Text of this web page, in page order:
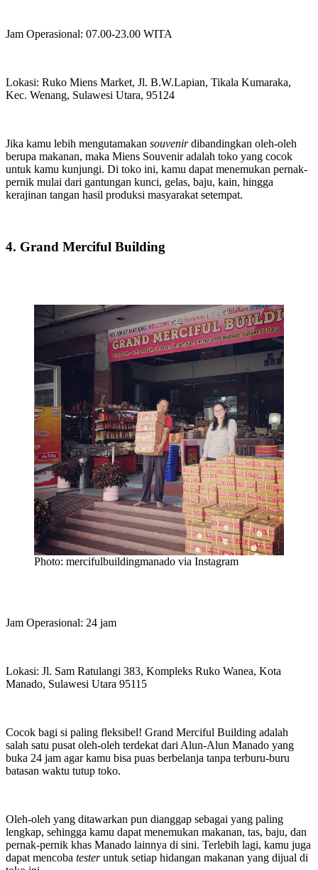
Jam Operasional: 07.00-23.00 WITA
Lokasi: Ruko Miens Market, Jl. B.W.Lapian, Tikala Kumaraka,
Kec. Wenang, Sulawesi Utara, 95124
Jika kamu lebih mengutamakan souvenirdibandingkan oleh-oleh
berupa makanan, maka Miens Souvenir adalah toko yang cocok
untuk kamu kunjungi. Di toko ini, kamu dapat menemukan pernak-
pernik mulai dari gantungan kunci, gelas, baju, kain, hingga
kerajinan tangan hasil produksi masyarakat setempat.
4. Grand Merciful Building
Photo: mercifulbuildingmanado via Instagram
Jam Operasional: 24 jam
Lokasi: Jl. Sam Ratulangi 383, Kompleks Ruko Wanea, Kota
Manado, Sulawesi Utara 95115
Cocok bagi si paling fleksibel! Grand Merciful Building adalah
salah satu pusat oleh-oleh terdekat dari Alun-Alun Manado yang
buka 24 jam agar kamu bisa puas berbelanja tanpa terburu-buru
batasan waktu tutup toko.
Oleh-oleh yang ditawarkan pun dianggap sebagai yang paling
lengkap, sehingga kamu dapat menemukan makanan, tas, baju, dan
pernak-pernik khas Manado lainnya di sini. Terlebih lagi, kamu juga
dapat mencoba testeruntuk setiap hidangan makanan yang dijual di